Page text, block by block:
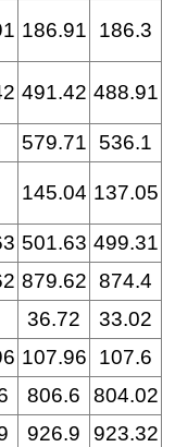
186.91 186.3
491.42 488.91
579.71
536.1
145.04 137.05
501.63 499.31
879.62 874.4
36.72
33.02
107.96
107.6
806.6
804.02
926.9
923.32